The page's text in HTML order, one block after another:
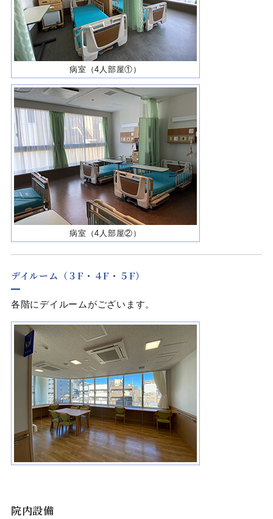
病室（4人部屋①）
病室（4人部屋②）
デイルーム（３F・４F・５F）
各階にデイルームがございます。
院内設備